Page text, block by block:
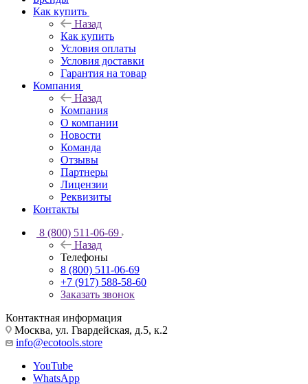
Как купить
Назад
Как купить
Условия оплаты
Условия доставки
Гарантия на товар
Компания
Назад
Компания
О компании
Новости
Команда
Отзывы
Партнеры
Лицензии
Реквизиты
Контакты
8 (800) 511-06-69
Назад
Телефоны
8 (800) 511-06-69
+7 (917) 588-58-60
Заказать звонок
Контактная информация
Москва, ул. Гвардейская, д.5, к.2
info@ecotools.store
YouTube
WhatsApp